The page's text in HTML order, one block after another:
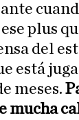
plus
del
está
meses.
mucha